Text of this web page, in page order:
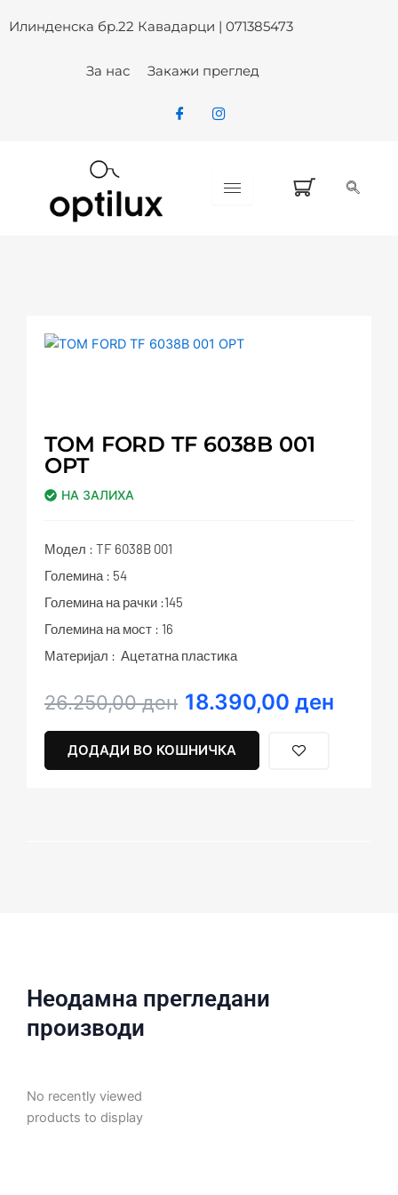
toИлинденска бр.22 Кавадарци | 071385473
За нас Закажи преглед
TOM FORD TF 6038B 001
OPT
НА ЗАЛИХА
Модел : TF 6038B 001
Големина : 54
Големина на рачки :145
Големина на мост : 16
Материјал : Ацетатна пластика
26.250,00ден
Original
was:
26.250,00 ден.
18.390,00 ден
Current
18.390,00 ден.
ДОДАДИ ВО КОШНИЧКА
Неодамна прегледани
производи
No recently viewed
products to display